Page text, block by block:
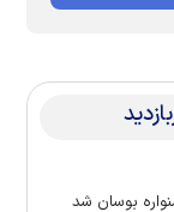
بوسان شد